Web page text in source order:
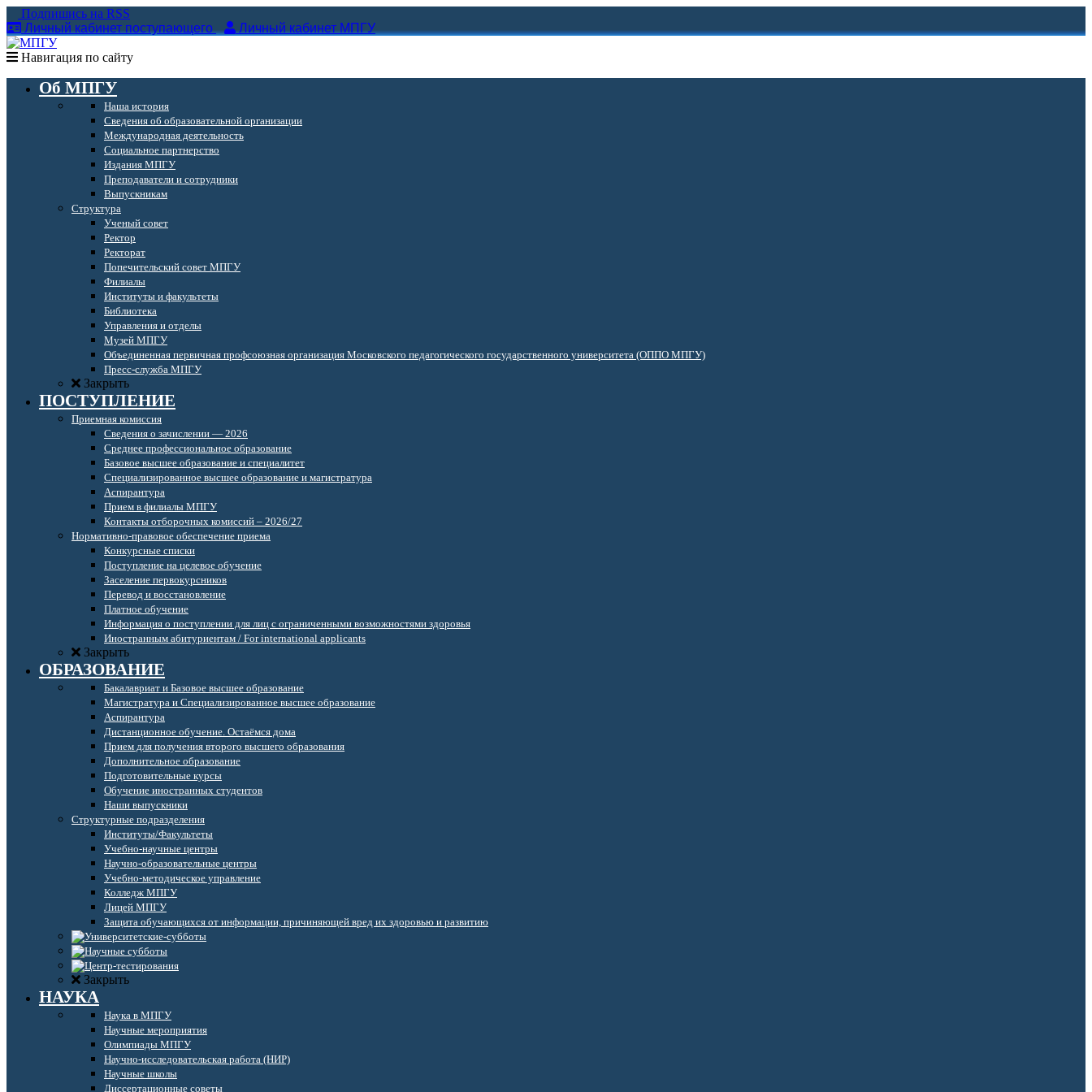
Подпишись на RSS
Личный кабинет поступающего
Личный кабинет МПГУ
Навигация по сайту
Об МПГУ
Наша история
Сведения об образовательной организации
Международная деятельность
Социальное партнерство
Издания МПГУ
Преподаватели и сотрудники
Выпускникам
Структура
Ученый совет
Ректор
Ректорат
Попечительский совет МПГУ
Филиалы
Институты и факультеты
Библиотека
Управления и отделы
Музей МПГУ
Объединенная первичная профсоюзная организация Московского педагогического государственного университета (ОППО МПГУ)
Пресс-служба МПГУ
Закрыть
ПОСТУПЛЕНИЕ
Приемная комиссия
Сведения о зачислении — 2026
Среднее профессиональное образование
Базовое высшее образование и специалитет
Специализированное высшее образование и магистратура
Аспирантура
Прием в филиалы МПГУ
Контакты отборочных комиссий – 2026/27
Нормативно-правовое обеспечение приема
Конкурсные списки
Поступление на целевое обучение
Заселение первокурсников
Перевод и восстановление
Платное обучение
Информация о поступлении для лиц с ограниченными возможностями здоровья
Иностранным абитуриентам / For international applicants
Закрыть
ОБРАЗОВАНИЕ
Бакалавриат и Базовое высшее образование
Магистратура и Специализированное высшее образование
Аспирантура
Дистанционное обучение. Остаёмся дома
Прием для получения второго высшего образования
Дополнительное образование
Подготовительные курсы
Обучение иностранных студентов
Наши выпускники
Структурные подразделения
Институты/Факультеты
Учебно-научные центры
Научно-образовательные центры
Учебно-методическое управление
Колледж МПГУ
Лицей МПГУ
Защита обучающихся от информации, причиняющей вред их здоровью и развитию
Закрыть
НАУКА
Наука в МПГУ
Научные мероприятия
Олимпиады МПГУ
Научно-исследовательская работа (НИР)
Научные школы
Диссертационные советы